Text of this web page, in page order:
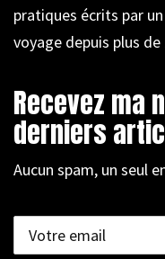
pratiques écrits par
voyage depuis plus de
Recevez ma
derniers
Aucun spam, un seul